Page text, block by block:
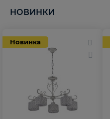
НОВИНКИ
Новинка